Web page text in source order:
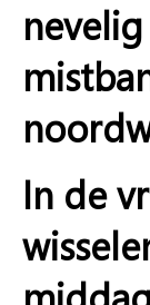
In de